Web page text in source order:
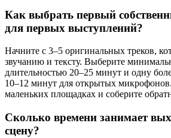
Как выбрать первый
для первых выступлений?
Начните с 3–5 оригинальных треков,
звучанию и тексту. Выберите
длительностью 20–25 минут и одну
10–12 минут для открытых
маленьких площадках и соберите
Сколько времени занимает
сцену?